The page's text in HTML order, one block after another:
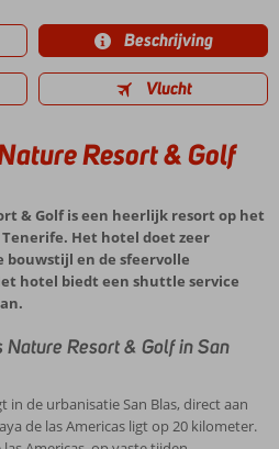
Beschrijving
Vlucht
Resort & Golf
& Golf is een heerlijk resort op het
Het hotel doet zeer
bouwstijl en de sfeervolle
hotel biedt een shuttle service
Resort & Golf in San
in de urbanisatie San Blas, direct aan
de las Americas ligt op 20 kilometer.